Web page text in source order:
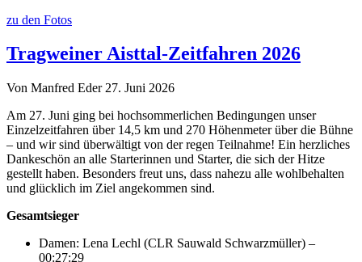
zu den Fotos
Tragweiner Aisttal-Zeitfahren 2026
Von Manfred Eder 27. Juni 2026
Am 27. Juni ging bei hochsommerlichen Bedingungen unser
Einzelzeitfahren über 14,5 km und 270 Höhenmeter über die Bühne
– und wir sind überwältigt von der regen Teilnahme! Ein herzliches
Dankeschön an alle Starterinnen und Starter, die sich der Hitze
gestellt haben. Besonders freut uns, dass nahezu alle wohlbehalten
und glücklich im Ziel angekommen sind.
Gesamtsieger
Damen: Lena Lechl (CLR Sauwald Schwarzmüller) –
00:27:29